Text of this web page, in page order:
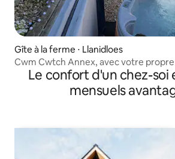
Gîte à la ferme ⋅ Llanidloes
Cwm Cwtch Annex, avec votre
Le confort d'un chez-soi
mensuels